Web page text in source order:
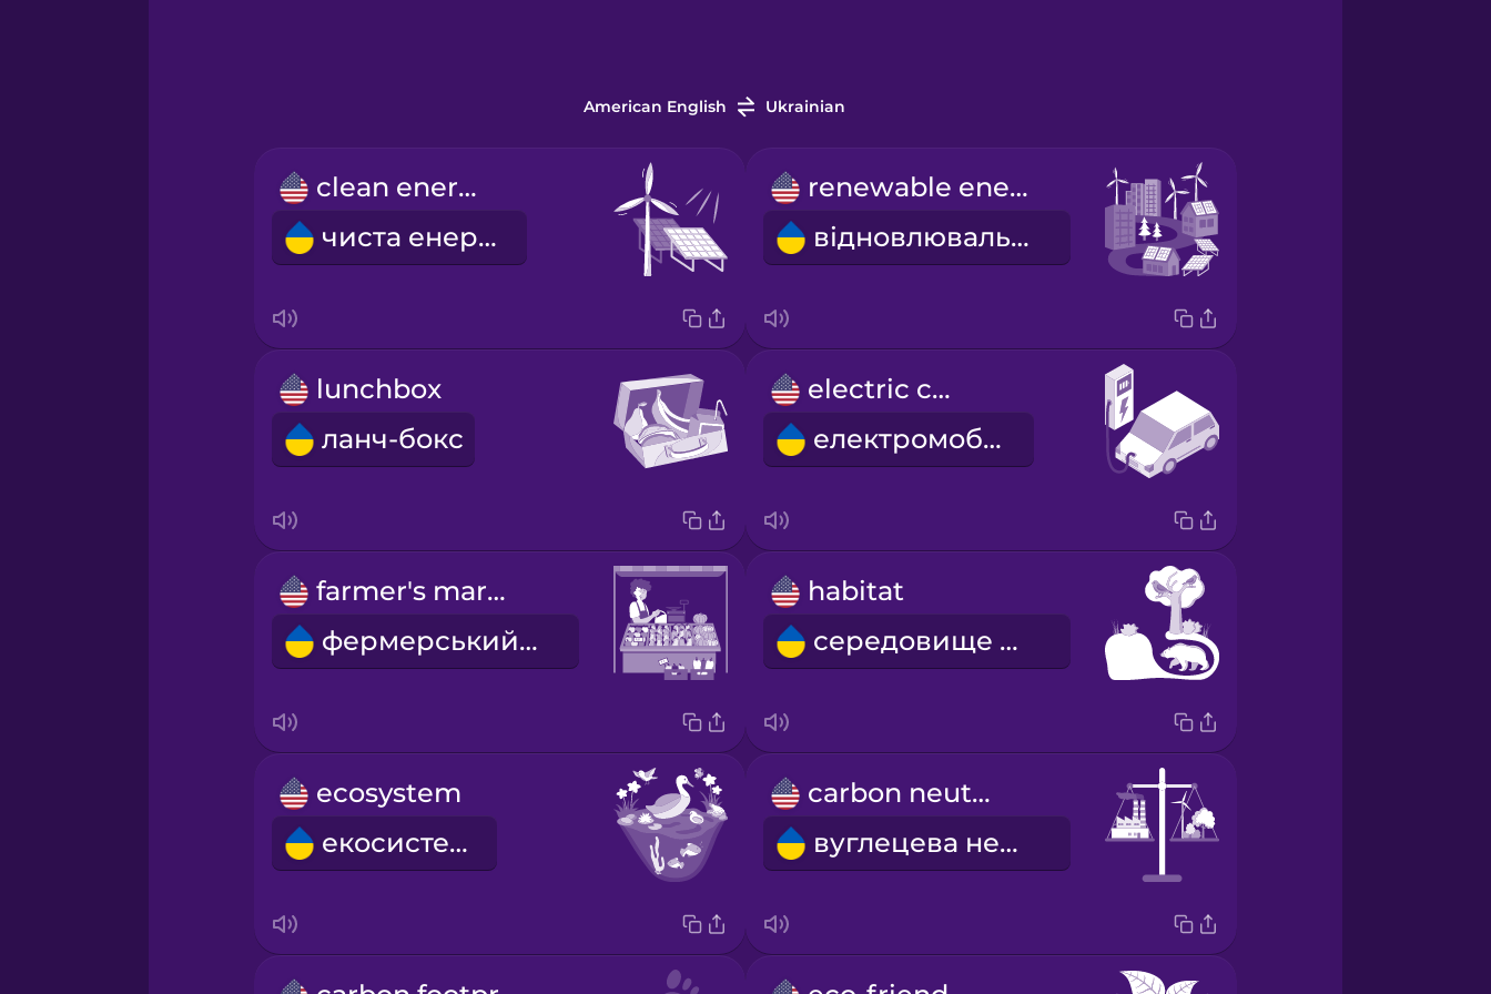
Icelandic
Igbo
Italian
Korean
Mandarin Chinese
American English Ukrainian
clean energy
чиста енергія
renewable energy
відновлювальна енергетика
lunchbox
ланч-бокс
electric car
електромобіль
farmer's market
фермерський ринок
habitat
середовище проживання
ecosystem
екосистема
carbon neutral
вуглецева нейтральність